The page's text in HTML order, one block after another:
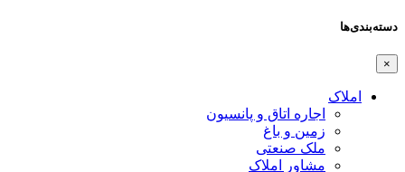
دسته‌بندی‌ها
×
املاک
اجاره اتاق و پانسیون
زمین و باغ
ملک صنعتی
مشاور املاک